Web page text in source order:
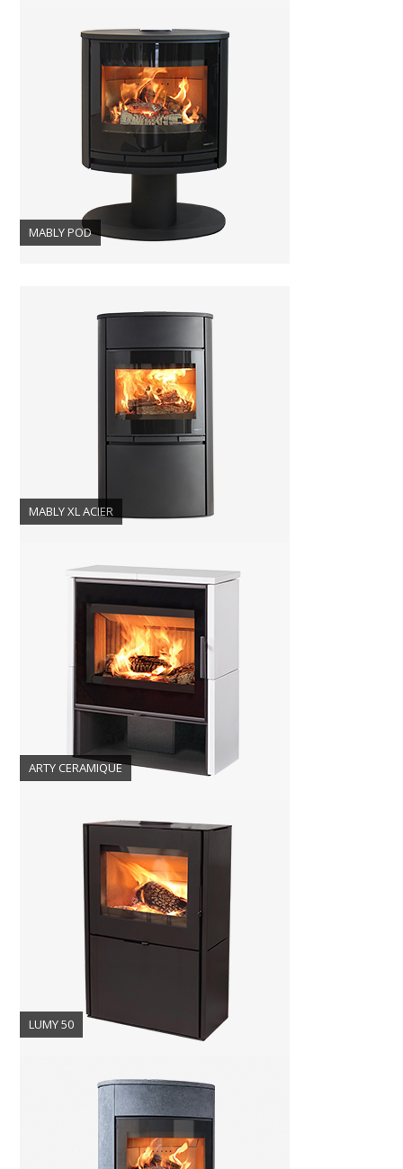
MABLY POD
MABLY XL ACIER
ARTY CERAMIQUE
LUMY 50